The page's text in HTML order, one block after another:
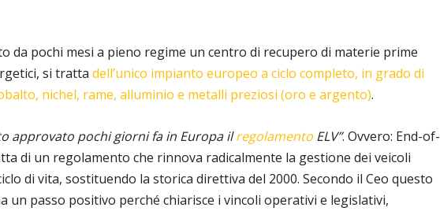
da pochi mesi a pieno regime un centro di recupero di materie prime
si tratta dell’unico impianto europeo a ciclo completo, in grado di
nichel, rame, alluminio e metalli preziosi (oro e argento).
approvato pochi giorni fa in Europa ilregolamento ELV”. Ovvero: End-of-
di un regolamento che rinnova radicalmente la gestione dei veicoli
di vita, sostituendo la storica direttiva del 2000. Secondo il Ceo questo
un passo positivo perché chiarisce i vincoli operativi e legislativi,